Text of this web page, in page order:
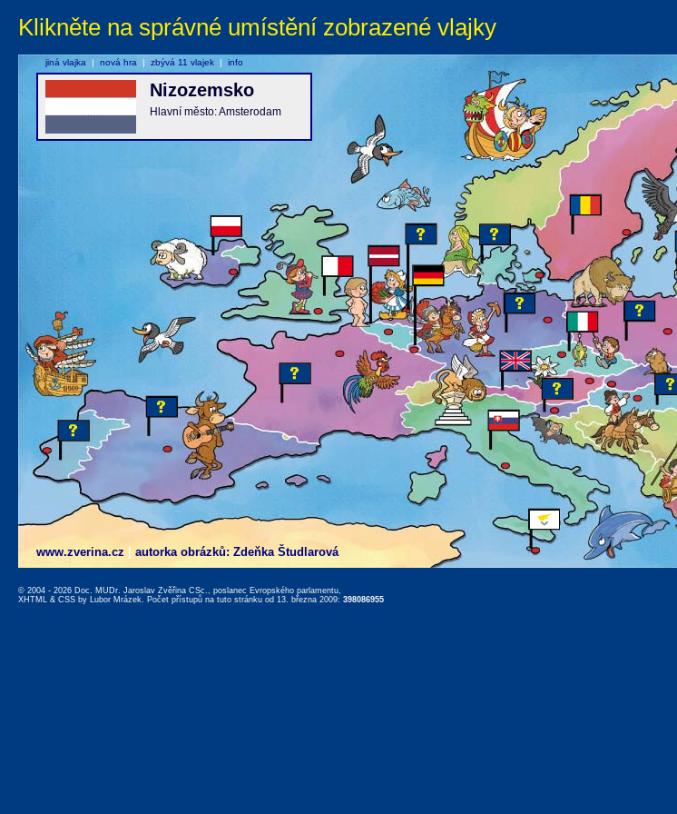
Klikněte na správné umístění zobrazené vlajky
www.zverina.cz autorka obrázků: Zdeňka Študlarová
Nizozemsko
Hlavní město: Amsterodam
jiná vlajka | nová hra | zbývá 11 vlajek | info
© 2004 - 2026 Doc. MUDr. Jaroslav Zvěřina CSc., poslanec Evropského parlamentu,
XHTML & CSS by Lubor Mrázek. Počet přístupů na tuto stránku od 13. března 2009: 398086955